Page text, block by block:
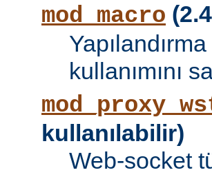
mod_macro
kullanımını
kullanılabilir)
Web-socket